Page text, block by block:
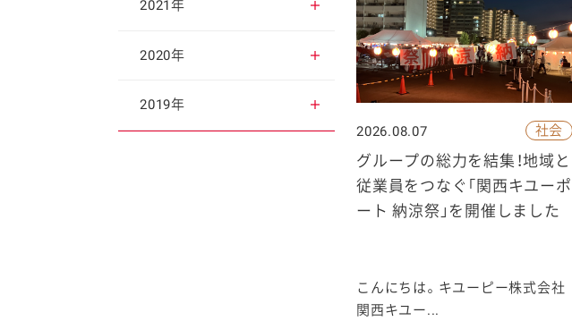
社会
2026.08.07
グループの総力を結集！地域と
従業員をつなぐ「関西キユーポ
ート 納涼祭」を開催しました
こんにちは。キユーピー株式会社
関西キユー...
2025年8月
2025年7月
2024年9月
2024年8月
2023年11月
2023年10月
2023年9月
2022年12月
2022年11月
2022年10月
2021年
2021年12月
2021年11月
2020年
2020年12月
2019年